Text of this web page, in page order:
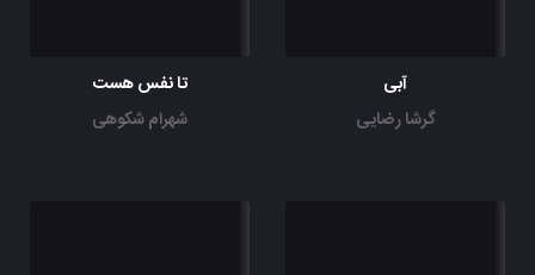
آبی
گرشا رضایی
تا نفس هست
شهرام شکوهی